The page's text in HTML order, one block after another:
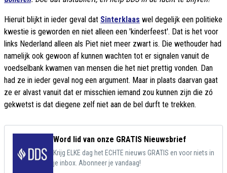
Hieruit blijkt in ieder geval dat Sinterklaas wel degelijk een politieke
kwestie is geworden en niet alleen een 'kinderfeest'. Dat is het voor
links Nederland alleen als Piet niet meer zwart is. Die wethouder had
namelijk ook gewoon af kunnen wachten tot er signalen vanuit de
voedselbank kwamen van mensen die het niet prettig vonden. Dan
had ze in ieder geval nog een argument. Maar in plaats daarvan gaat
ze er alvast vanuit dat er misschien iemand zou kunnen zijn die zó
gekwetst is dat diegene zelf niet aan de bel durft te trekken.
Word lid van onze GRATIS Nieuwsbrief
Krijg ELKE dag het ECHTE nieuws GRATIS en voor niets in
je inbox. Abonneer je vandaag!